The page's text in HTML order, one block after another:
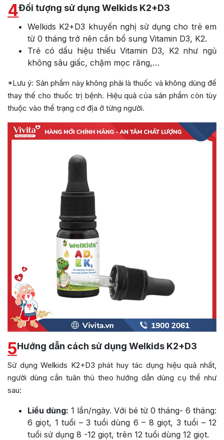
4Đối tượng sử dụng Welkids K2+D3
Welkids K2+D3 khuyến nghị sử dụng cho trẻ em
từ 0 tháng trở nên cần bổ sung Vitamin D3, K2.
Trẻ có dấu hiệu thiếu Vitamin D3, K2 như ngủ
không sâu giấc, chậm mọc răng,…
*Lưu ý: Sản phẩm này không phải là thuốc và không dùng để
thay thế cho thuốc trị bệnh. Hiệu quả của sản phẩm còn tùy
thuộc vào thể trạng cơ địa ở từng người.
5Hướng dẫn cách sử dụng Welkids K2+D3
Sử dụng Welkids K2+D3 phát huy tác dụng hiệu quả nhất,
người dùng cần tuân thủ theo hướng dẫn dùng cụ thể như
sau:
Liều dùng: 1 lần/ngày. Với bé từ 0 tháng- 6 tháng:
6 giọt, 1 tuổi – 3 tuổi dùng 6 – 8 giọt, 3 tuổi – 12
tuổi sử dụng 8 -12 giọt, trên 12 tuổi dùng 12 giọt.